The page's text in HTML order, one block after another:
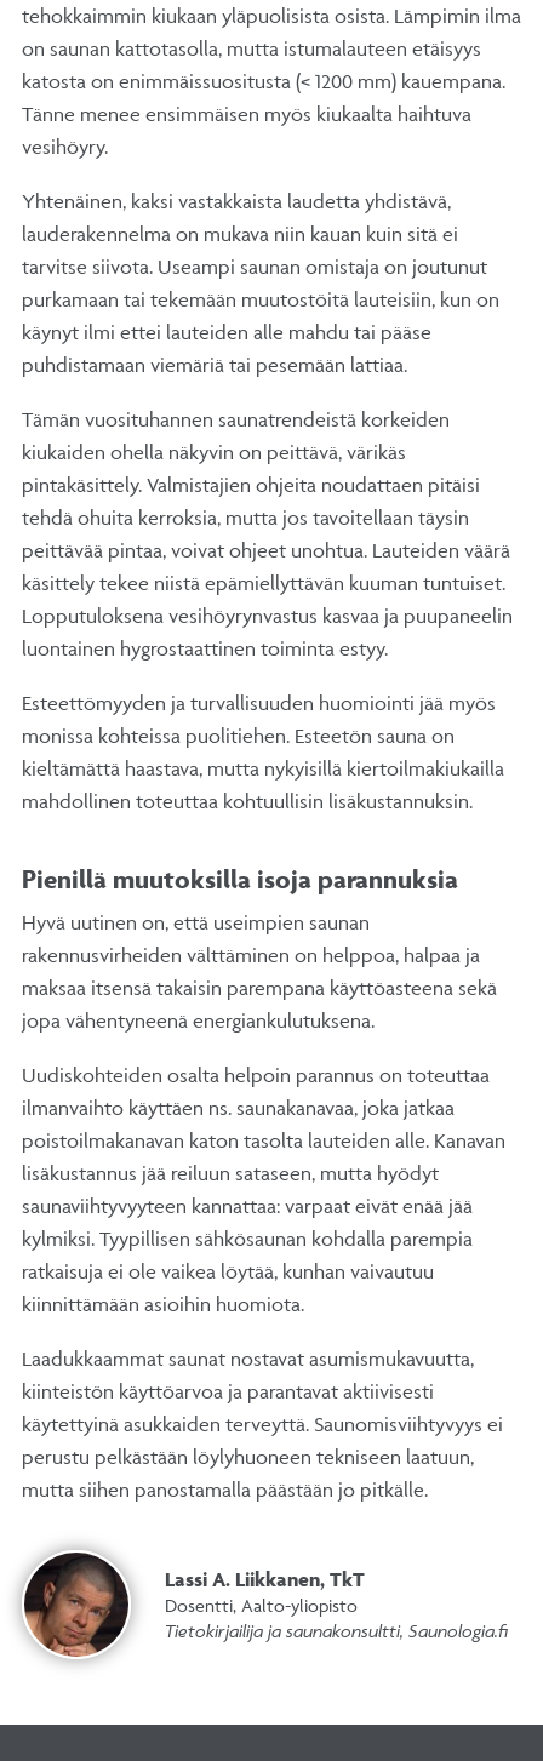
tehokkaimmin kiukaan yläpuolisista osista. Lämpimin ilma
on saunan kattotasolla, mutta istumalauteen etäisyys
katosta on enimmäissuositusta (< 1200 mm) kauempana.
Tänne menee ensimmäisen myös kiukaalta haihtuva
vesihöyry.
Yhtenäinen, kaksi vastakkaista laudetta yhdistävä,
lauderakennelma on mukava niin kauan kuin sitä ei
tarvitse siivota. Useampi saunan omistaja on joutunut
purkamaan tai tekemään muutostöitä lauteisiin, kun on
käynyt ilmi ettei lauteiden alle mahdu tai pääse
puhdistamaan viemäriä tai pesemään lattiaa.
Tämän vuosituhannen saunatrendeistä korkeiden
kiukaiden ohella näkyvin on peittävä, värikäs
pintakäsittely. Valmistajien ohjeita noudattaen pitäisi
tehdä ohuita kerroksia, mutta jos tavoitellaan täysin
peittävää pintaa, voivat ohjeet unohtua. Lauteiden väärä
käsittely tekee niistä epämiellyttävän kuuman tuntuiset.
Lopputuloksena vesihöyrynvastus kasvaa ja puupaneelin
luontainen hygrostaattinen toiminta estyy.
Esteettömyyden ja turvallisuuden huomiointi jää myös
monissa kohteissa puolitiehen. Esteetön sauna on
kieltämättä haastava, mutta nykyisillä kiertoilmakiukailla
mahdollinen toteuttaa kohtuullisin lisäkustannuksin.
Pienillä muutoksilla isoja parannuksia
Hyvä uutinen on, että useimpien saunan
rakennusvirheiden välttäminen on helppoa, halpaa ja
maksaa itsensä takaisin parempana käyttöasteena sekä
jopa vähentyneenä energiankulutuksena.
Uudiskohteiden osalta helpoin parannus on toteuttaa
ilmanvaihto käyttäen ns. saunakanavaa, joka jatkaa
poistoilmakanavan katon tasolta lauteiden alle. Kanavan
lisäkustannus jää reiluun sataseen, mutta hyödyt
saunaviihtyvyyteen kannattaa: varpaat eivät enää jää
kylmiksi. Tyypillisen sähkösaunan kohdalla parempia
ratkaisuja ei ole vaikea löytää, kunhan vaivautuu
kiinnittämään asioihin huomiota.
Laadukkaammat saunat nostavat asumismukavuutta,
kiinteistön käyttöarvoa ja parantavat aktiivisesti
käytettyinä asukkaiden terveyttä. Saunomisviihtyvyys ei
perustu pelkästään löylyhuoneen tekniseen laatuun,
mutta siihen panostamalla päästään jo pitkälle.
Lassi A. Liikkanen, TkT
Dosentti, Aalto-yliopisto
Tietokirjailija ja saunakonsultti, Saunologia.fi